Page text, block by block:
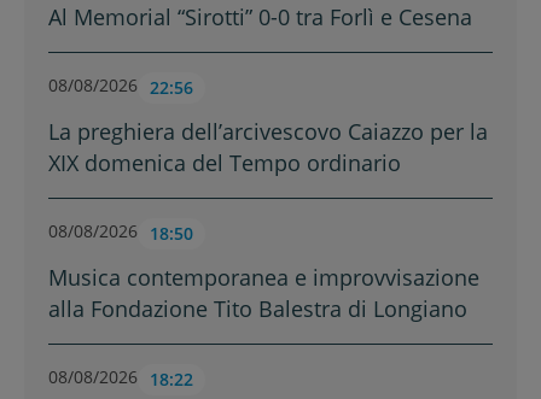
Al Memorial “Sirotti” 0-0 tra Forlì e Cesena
08/08/2026 22:56
La preghiera dell’arcivescovo Caiazzo per la
XIX domenica del Tempo ordinario
08/08/2026 18:50
Musica contemporanea e improvvisazione
alla Fondazione Tito Balestra di Longiano
08/08/2026 18:22